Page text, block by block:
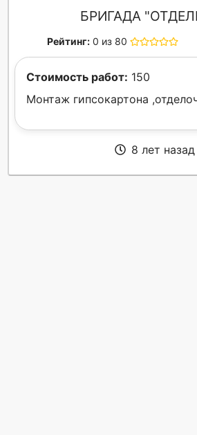
БРИГАДА
Рейтинг: 0 из 80
Стоимость работ: 150
Монтаж гипсокартона
8 лет назад